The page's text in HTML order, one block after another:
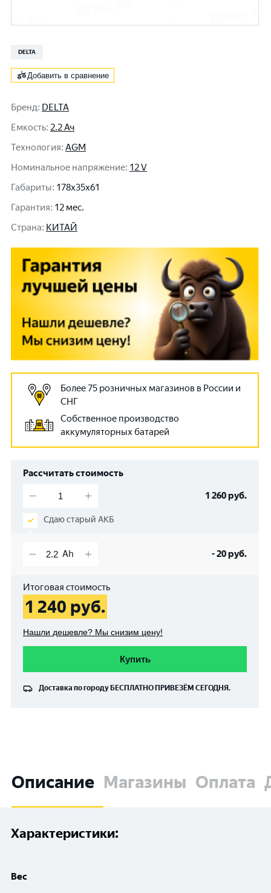
DELTA
Добавить в сравнение
Бренд: DELTA
Емкость: 2.2 Ач
Технология: AGM
Номинальное напряжение: 12 V
Габариты: 178x35x61
Гарантия: 12 мес.
Cтрана: КИТАЙ
Более 75 розничных магазинов в России и
СНГ
Собственное производство
аккумуляторных батарей
Рассчитать стоимость
1 260руб.
Сдаю старый АКБ
-20руб.
Итоговая стоимость
1 240 руб.
Нашли дешевле? Мы снизим цену!
Купить
Доставка по городу БЕСПЛАТНО ПРИВЕЗЁМ СЕГОДНЯ.
Описание Магазины Оплата
Характеристики:
Вес